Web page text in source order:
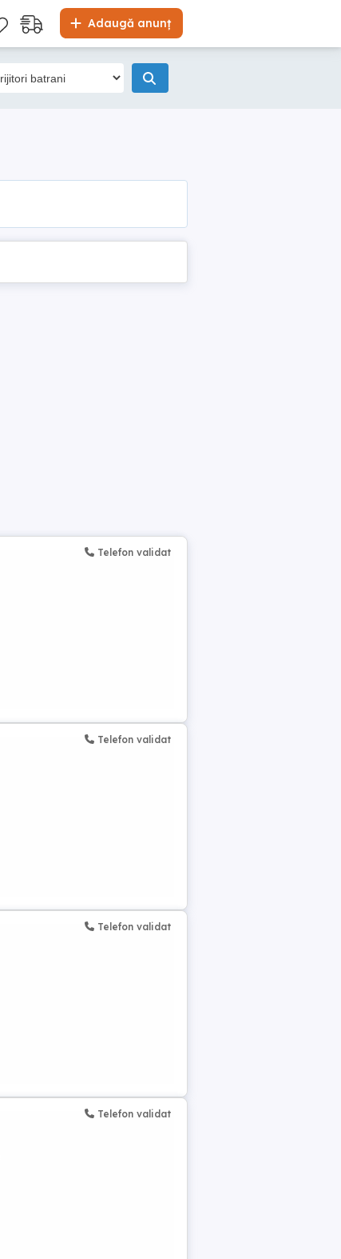
Adaugă anunț
Telefon validat
Telefon validat
Telefon validat
Telefon validat